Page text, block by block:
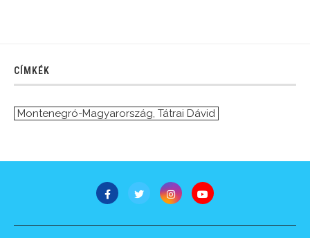
CÍMKÉK
Montenegró-Magyarország, Tátrai Dávid